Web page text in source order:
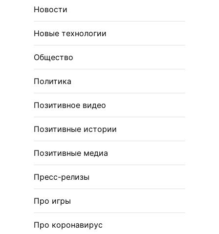
Новости
Новые технологии
Общество
Политика
Позитивное видео
Позитивные истории
Позитивные медиа
Пресс-релизы
Про игры
Про коронавирус